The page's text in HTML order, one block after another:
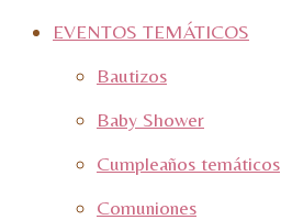
EVENTOS TEMÁTICOS
Bautizos
Baby Shower
Cumpleaños temáticos
Comuniones